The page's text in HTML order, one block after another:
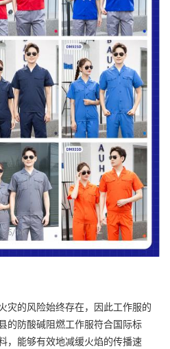
灾的风险始终存在，因此工作服的
的防酸碱阻燃工作服符合国际标
，能够有效地减缓火焰的传播速